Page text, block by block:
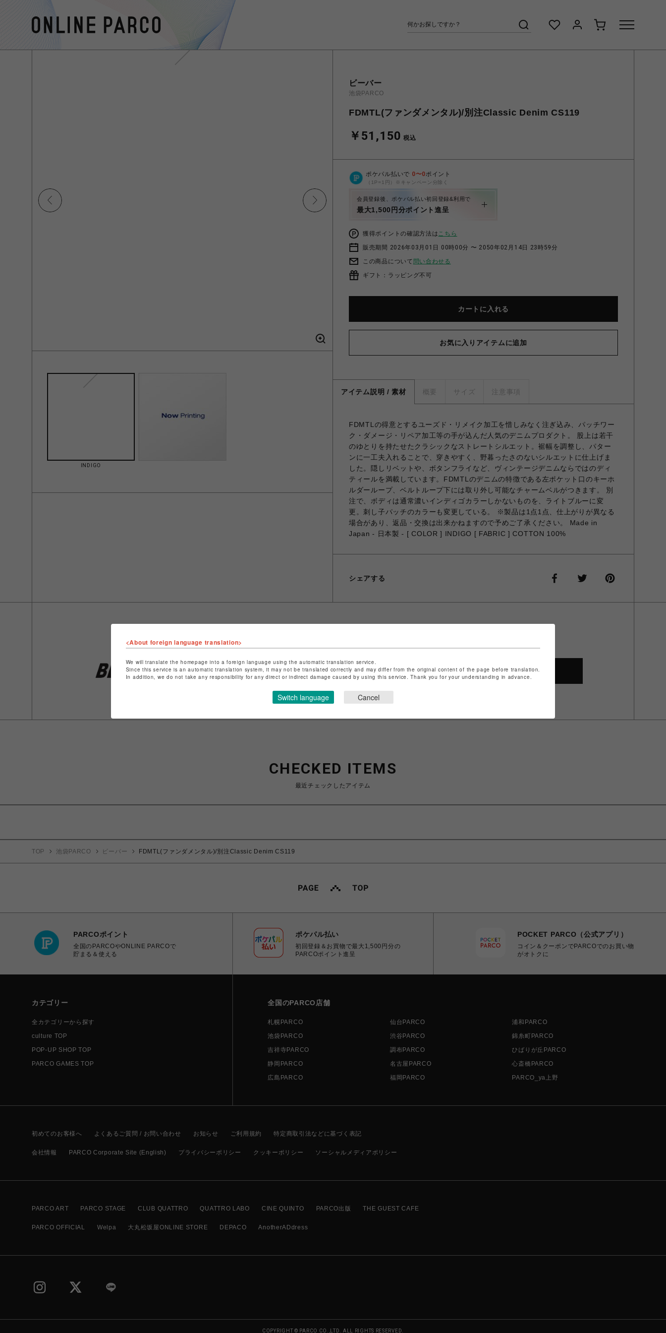
INDIGO
ビーバー
池袋PARCO
FDMTL(ファンダメンタル)/別注Classic Denim CS119
￥51,150 税込
ポケパル払いで 0〜0ポイント
（1P=1円）※キャンペーン分除く
会員登録後、ポケパル払い初回登録&利用で
最大1,500円分ポイント進呈
獲得ポイントの確認方法はこちら
販売期間 2026年03月01日 00時00分 〜 2050年02月14日 23時59分
この商品について 問い合わせる
ギフト：ラッピング不可
カートに入れる
お気に入りアイテムに追加
アイテム説明 / 素材 概要 サイズ 注意事項
FDMTLの得意とするユーズド・リメイク加工を惜しみなく注ぎ込み、パッチワー
ク・ダメージ・リペア加工等の手が込んだ人気のデニムプロダクト。 股上は若干
のゆとりを持たせたクラシックなストレートシルエット。裾幅を調整し、パター
ンに一工夫入れることで、穿きやすく、野暮ったさのないシルエットに仕上げま
した。隠しリベットや、ボタンフライなど、ヴィンテージデニムならではのディ
ティールを満載しています。FDMTLのデニムの特徴である左ポケット口のキーホ
ルダーループ、ベルトループ下には取り外し可能なチャームベルがつきます。 別
注で、ボディは通常濃いインディゴカラーしかないものを、ライトブルーに変
更。刺し子パッチのカラーも変更している。 ※製品は1点1点、仕上がりが異なる
場合があり、返品・交換は出来かねますので予めご了承ください。 Made in
Japan - 日本製 - [ COLOR ] INDIGO [ FABRIC ] COTTON 100%
シェアする
ショップ名
ビーバー
店舗名
池袋PARCO
特定商取引法など法令に基づく表記はこちら
ショップお問い合わせは
こちら
SHOP TOP
CHECKED ITEMS
最近チェックしたアイテム
TOP 池袋PARCO ビーバー FDMTL(ファンダメンタル)/別注Classic Denim CS119
PARCOポイント
全国のPARCOやONLINE PARCOで
貯まる＆使える
ポケパル払い
初回登録＆お買物で最大1,500円分の
PARCOポイント進呈
POCKET PARCO（公式アプリ）
コイン＆クーポンでPARCOでのお買い物
がオトクに
カテゴリー
全カテゴリーから探す
culture TOP
POP-UP SHOP TOP
PARCO GAMES TOP
全国のPARCO店舗
札幌PARCO 仙台PARCO
浦和PARCO
池袋PARCO
渋谷PARCO
錦糸町PARCO
吉祥寺PARCO
調布PARCO
ひばりが丘PARCO
静岡PARCO
名古屋PARCO
心斎橋PARCO
広島PARCO
福岡PARCO PARCO_ya上野
初めてのお客様へ よくあるご質問 / お問い合わせ お知らせ ご利用規約 特定商取引法などに基づく表記
会社情報 PARCO Corporate Site (English) プライバシーポリシー クッキーポリシー ソーシャルメディアポリシー
PARCO ART PARCO STAGE CLUB QUATTRO QUATTRO LABO CINE QUINTO PARCO出版 THE GUEST CAFE
PARCO OFFICIAL Welpa 大丸松坂屋ONLINE STORE DEPACO AnotherADdress
COPYRIGHT © PARCO CO.,LTD. ALL RIGHTS RESERVED.
<About foreign language translation>
We will translate the homepage into a foreign language using the automatic translation service.
Since this service is an automatic translation system, it may not be translated correctly and may differ from the original content of the page before translation.
In addition, we do not take any responsibility for any direct or indirect damage caused by using this service. Thank you for your understanding in advance.
Switch language Cancel